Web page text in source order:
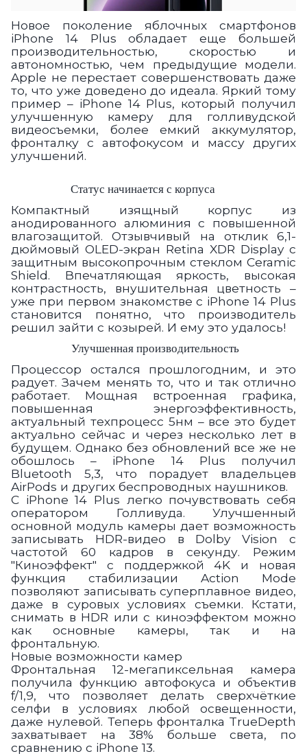
Новое поколение яблочных смартфонов
iPhone 14 Plus обладает еще большей
производительностью, скоростью и
автономностью, чем предыдущие модели.
Apple не перестает совершенствовать даже
то, что уже доведено до идеала. Яркий тому
пример – iPhone 14 Plus, который получил
улучшенную камеру для голливудской
видеосъемки, более емкий аккумулятор,
фронталку с автофокусом и массу других
улучшений.
Статус начинается с корпуса
Компактный изящный корпус из
анодированного алюминия с повышенной
влагозащитой. Отзывчивый на отклик 6,1-
дюймовый OLED-экран Retina XDR Display с
защитным высокопрочным стеклом Ceramic
Shield. Впечатляющая яркость, высокая
контрастность, внушительная цветность –
уже при первом знакомстве с iPhone 14 Plus
становится понятно, что производитель
решил зайти с козырей. И ему это удалось!
Улучшенная производительность
Процессор остался прошлогодним, и это
радует. Зачем менять то, что и так отлично
работает. Мощная встроенная графика,
повышенная энергоэффективность,
актуальный техпроцесс 5нм – все это будет
актуально сейчас и через несколько лет в
будущем. Однако без обновлений все же не
обошлось – iPhone 14 Plus получил
Bluetooth 5,3, что порадует владельцев
AirPods и других беспроводных наушников.
С iPhone 14 Plus легко почувствовать себя
оператором Голливуда. Улучшенный
основной модуль камеры дает возможность
записывать HDR-видео в Dolby Vision с
частотой 60 кадров в секунду. Режим
"Киноэффект" с поддержкой 4K и новая
функция стабилизации Action Mode
позволяют записывать суперплавное видео,
даже в суровых условиях съемки. Кстати,
снимать в HDR или с киноэффектом можно
как основные камеры, так и на
фронтальную.
Новые возможности камер
Фронтальная 12-мегапиксельная камера
получила функцию автофокуса и объектив
f/1,9, что позволяет делать сверхчёткие
селфи в условиях любой освещенности,
даже нулевой. Теперь фронталка TrueDepth
захватывает на 38% больше света, по
сравнению с iPhone 13.